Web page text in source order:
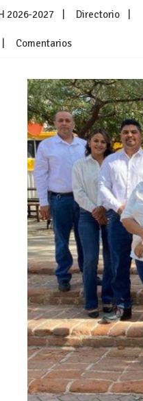
2026-2027 Directorio
Comentarios